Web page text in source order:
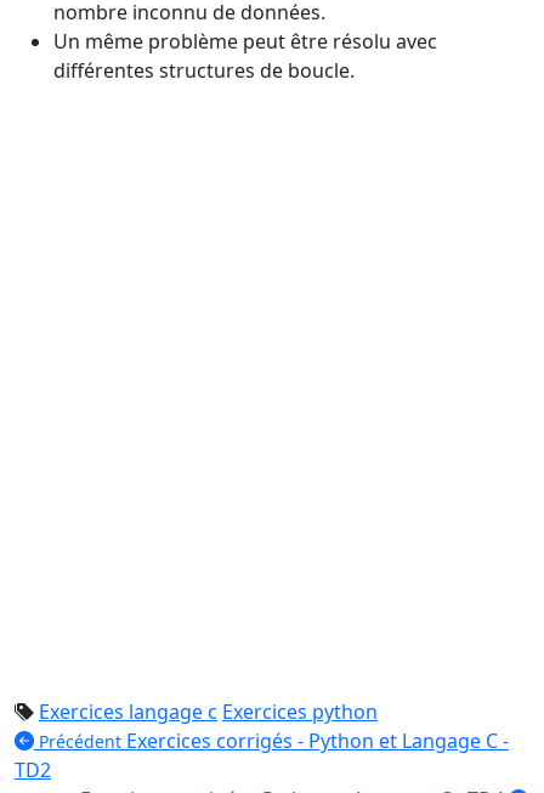
nombre inconnu de données.
Un même problème peut être résolu avec
différentes structures de boucle.
Exercices langage c Exercices python
Précédent Exercices corrigés - Python et Langage C -
TD2